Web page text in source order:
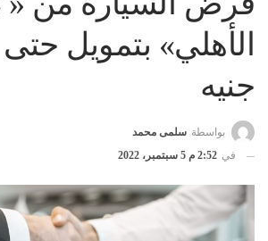
الأهلي» بتمويل
جنيه
بواسطة سلمى محمد
في 2:52 م 5 سبتمبر، 2022